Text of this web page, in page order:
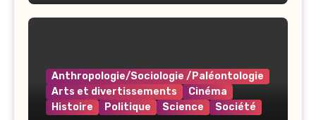
Anthropologie/Sociologie /Paléontologie
Arts et divertissements
Cinéma
Histoire
Politique Science Société